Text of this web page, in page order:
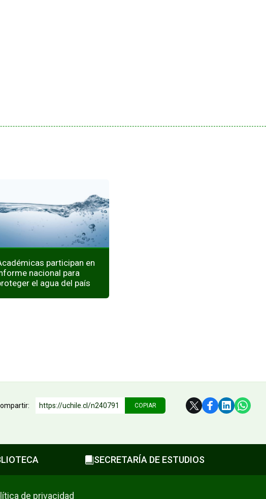
participan en
nacional para
el agua del país
https://uchile.cl/n240791 COPIAR
SECRETARÍA DE ESTUDIOS
de privacidad